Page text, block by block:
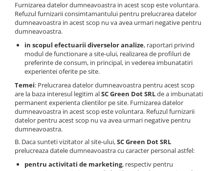
Furnizarea datelor dumneavoastra in acest scop este voluntara.
Refuzul furnizarii consimtamantului pentru prelucrarea datelor
dumneavoastra in acest scop nu va avea urmari negative pentru
dumneavoastra.
in scopul efectuarii diverselor analize, raportari privind
modul de functionare a site-ului, realizarea de profiluri de
preferinte de consum, in principal, in vederea imbunatatiri
experientei oferite pe site.
Temei: Prelucrarea datelor dumneavoastra pentru acest scop
are la baza interesul legitim alSC Green Dot SRLde a imbunatati
permanent experienta clientilor pe site. Furnizarea datelor
dumneavoastra in acest scop este voluntara. Refuzul furnizarii
datelor pentru acest scop nu va avea urmari negative pentru
dumneavoastra.
B. Daca sunteti vizitator al site-ului,SC Green Dot SRL
prelucreaza datele dumneavoastra cu caracter personal astfel:
pentru activitati de marketing, respectiv pentru